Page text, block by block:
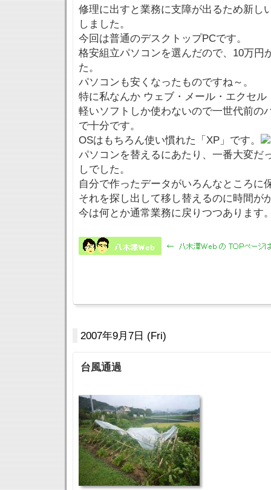
修理に出すと業務に支障が出るため新し
しました。
今回は普通のデスクトップPCです。
格安組立パソコンを選んだので、10万円
た。
パソコンも安くなったものですね～。
特に私なんか ウェブ・メール・エクセ
軽いソフトしか使わないので一世代前の
で十分です。
OSはもちろん使い慣れた「XP」です。
パソコンを替えるにあたり、一番大変だ
しでした。
自分で作ったデータがいろんなところに
それを探し出して移し替えるのに時間が
今は何とか通常業務に戻りつつあります
2007年9月7日 (Fri)
台風通過